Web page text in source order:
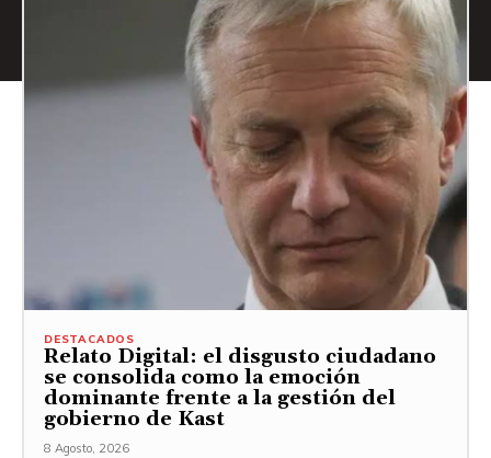
DESTACADOS
Relato Digital: el disgusto ciudadano
se consolida como la emoción
dominante frente a la gestión del
gobierno de Kast
8 Agosto, 2026